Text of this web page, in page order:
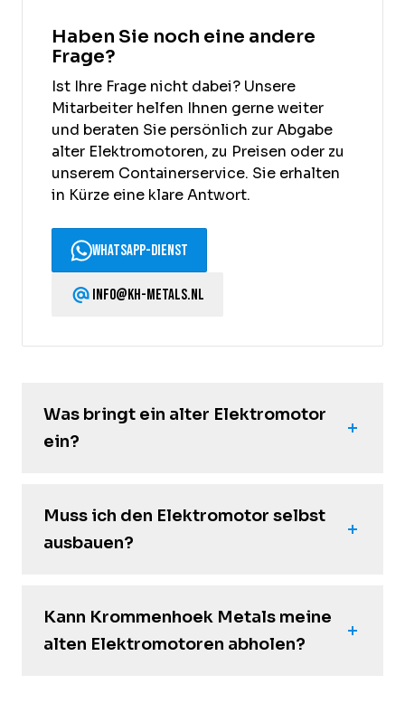
Haben Sie noch eine andere
Frage?
Ist Ihre Frage nicht dabei? Unsere
Mitarbeiter helfen Ihnen gerne weiter
und beraten Sie persönlich zur Abgabe
alter Elektromotoren, zu Preisen oder zu
unserem Containerservice. Sie erhalten
in Kürze eine klare Antwort.
WhatsApp-Dienst
info@kh-metals.nl
Was bringt ein alter Elektromotor
ein?
Muss ich den Elektromotor selbst
ausbauen?
Kann Krommenhoek Metals meine
alten Elektromotoren abholen?